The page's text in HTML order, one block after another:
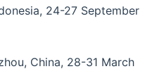
24-27 September
China, 28-31 March